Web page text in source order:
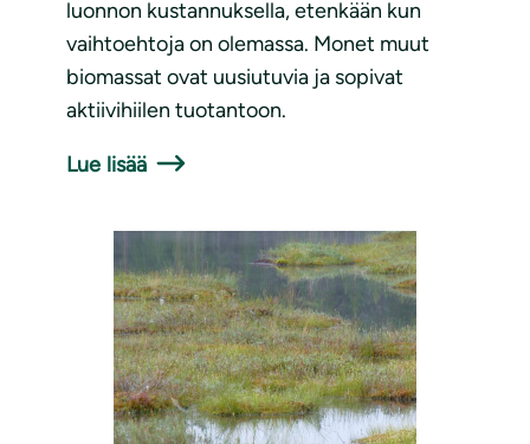
luonnon kustannuksella, etenkään kun
vaihtoehtoja on olemassa. Monet muut
biomassat ovat uusiutuvia ja sopivat
aktiivihiilen tuotantoon.
Lue lisää